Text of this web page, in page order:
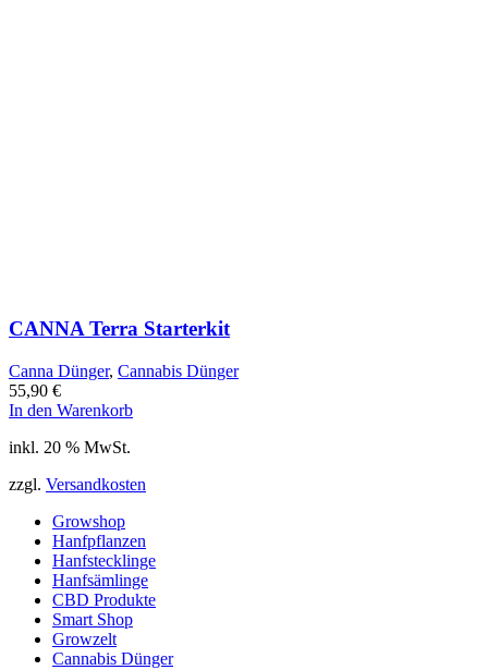
CANNA Terra Starterkit
Canna Dünger, Cannabis Dünger
55,90 €
In den Warenkorb
inkl. 20 % MwSt.
zzgl. Versandkosten
Growshop
Hanfpflanzen
Hanfstecklinge
Hanfsämlinge
CBD Produkte
Smart Shop
Growzelt
Cannabis Dünger